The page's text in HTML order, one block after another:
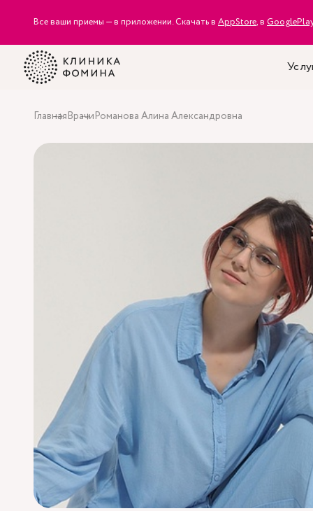
Все ваши приемы — в приложении. Скачать в AppStore, в
ГлавнаяВрачиРоманова Алина Александровна